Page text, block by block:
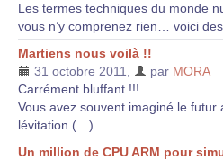
Les termes techniques du monde
vous n’y comprenez rien… voici
Martiens nous voilà !!
31 octobre 2011
par MORA
Carrément bluffant !!!
Vous avez souvent imaginé le futur
lévitation (…)
Un million de CPU ARM pour